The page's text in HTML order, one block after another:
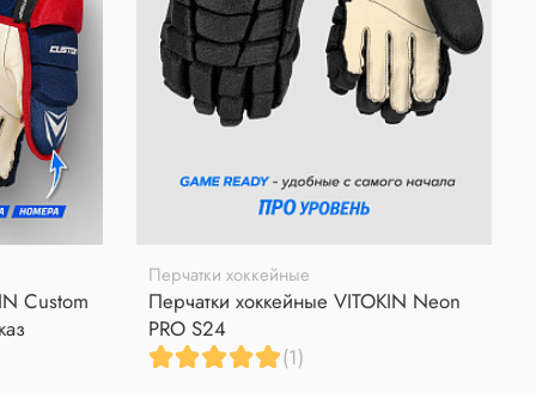
Custom
Перчатки хоккейные
Перчатки хоккейные VITOKIN Neon
PRO S24
(1)